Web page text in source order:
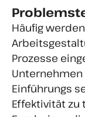
Häufig
Prozesse
Einführungs
Effektivität zu